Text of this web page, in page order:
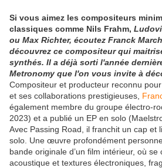
Si vous aimez les compositeurs
classiques comme Nils Frahm,
ou Max Richter, écoutez Franck
découvrez ce compositeur qui
synthés. Il a déjà sorti l'année
Metronomy que l'on vous invite à
Compositeur et producteur reconnu
et ses collaborations prestigieuses,
également membre du groupe électro-
2023) et a publié un EP en solo
Avec Passing Road, il franchit un cap et
solo. Une œuvre profondément
bande originale d’un film intérieur, où se
acoustique et textures électroniques,